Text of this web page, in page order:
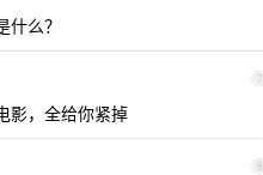
么？
7
影，全给你紧掉
8